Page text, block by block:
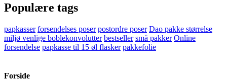
Populære tags
papkasser forsendelses poser postordre poser Dao pakke størrelse
miljø venlige boblekonvolutter bestseller små pakker Online
forsendelse papkasse til 15 øl flasker pakkefolie
Forside